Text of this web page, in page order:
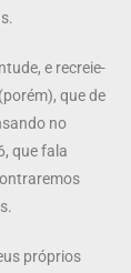
e recreie-
que de
no
que fala
próprios